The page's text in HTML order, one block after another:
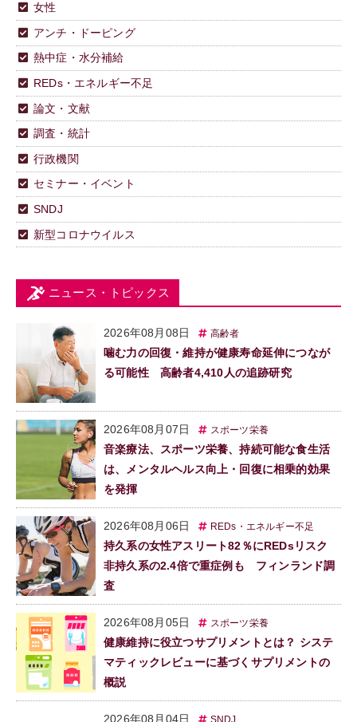
女性
アンチ・ドーピング
熱中症・水分補給
REDs・エネルギー不足
論文・文献
調査・統計
行政機関
セミナー・イベント
SNDJ
新型コロナウイルス
ニュース・トピックス
2026年08月08日 高齢者
噛む力の回復・維持が健康寿命延伸につなが
る可能性 高齢者4,410人の追跡研究
2026年08月07日 スポーツ栄養
音楽療法、スポーツ栄養、持続可能な食生活
は、メンタルヘルス向上・回復に相乗的効果
を発揮
2026年08月06日 REDs・エネルギー不足
持久系の女性アスリート82％にREDsリスク
非持久系の2.4倍で重症例も フィンランド調
査
2026年08月05日 スポーツ栄養
健康維持に役立つサプリメントとは？ システ
マティックレビューに基づくサプリメントの
概説
2026年08月04日